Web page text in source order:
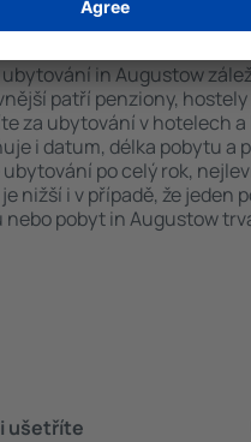
stojí ubytování in
in Augustow
patří penziony,
za ubytování v hotelech
i datum, délka pobytu a
po celý rok,
nižší i v případě, že jeden
nebo pobyt in Augustow
ušetříte